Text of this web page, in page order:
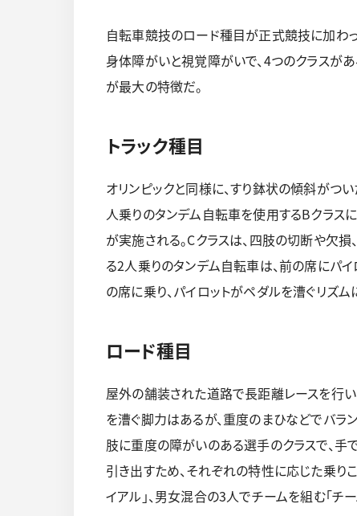
自転車競技のロード種目が正式競技に加わ
身体障がいと視覚障がいで、4つのクラスが
が最大の特徴だ。
トラック種目
オリンピックと同様に、すり鉢状の傾斜がつ
人乗りのタンデム自転車を使用するBクラスに
が実施される。Cクラスは、四肢の切断や欠
る2人乗りのタンデム自転車は、前の席にパ
の席に乗り、パイロットがペダルを漕ぐリズ
ロード種目
屋外の舗装された道路で長距離レースを行い
を漕ぐ脚力はあるが、重度のまひなどでバラ
肢に重度の障がいのある選手のクラスで、手
引き出すため、それぞれの特性に応じた乗り
イアル」、男女混合の3人でチームを組む「チー